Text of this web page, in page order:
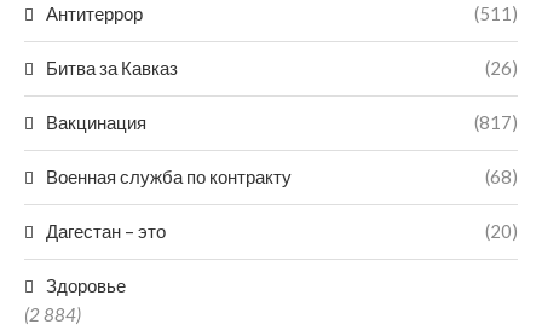
Антитеррор (511)
Битва за Кавказ (26)
Вакцинация (817)
Военная служба по контракту (68)
Дагестан – это (20)
Здоровье
(2 884)